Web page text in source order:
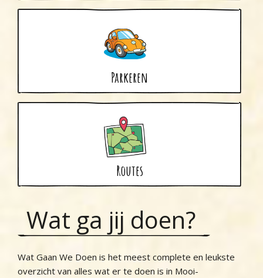
Parkeren
Routes
Wat ga jij doen?
Wat Gaan We Doen is het meest complete en leukste
overzicht van alles wat er te doen is in Mooi-